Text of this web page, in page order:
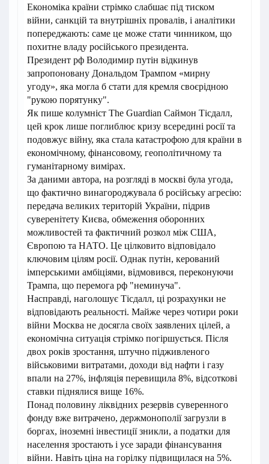
Економіка країни стрімко слабшає під тиском
війни, санкцій та внутрішніх провалів, і аналітики
попереджають: саме це може стати чинником, що
похитне владу російського президента.
Президент рф Володимир путін відкинув
запропоновану Дональдом Трампом «мирну
угоду», яка могла б стати для кремля своєрідною
"рукою порятунку".
Як пише колумніст The Guardian Саймон Тісдалл,
цей крок лише поглиблює кризу всередині росії та
подовжує війну, яка стала катастрофою для країни в
економічному, фінансовому, геополітичному та
гуманітарному вимірах.
За даними автора, на розгляді в москві була угода,
що фактично винагороджувала б російську агресію:
передача великих територій України, підрив
суверенітету Києва, обмеження оборонних
можливостей та фактичний розкол між США,
Європою та НАТО. Це цілковито відповідало
ключовим цілям росії. Однак путін, керований
імперськими амбіціями, відмовився, переконуючи
Трампа, що перемога рф "неминуча".
Насправді, наголошує Тісдалл, ці розрахунки не
відповідають реальності. Майже через чотири роки
війни Москва не досягла своїх заявлених цілей, а
економічна ситуація стрімко погіршується. Після
двох років зростання, штучно підживленого
військовими витратами, доходи від нафти і газу
впали на 27%, інфляція перевищила 8%, відсоткові
ставки піднялися вище 16%.
Понад половину ліквідних резервів суверенного
фонду вже витрачено, держмонополії загрузли в
боргах, іноземні інвестиції зникли, а податки для
населення зростають і усе заради фінансування
війни. Навіть ціна на горілку підвищилася на 5%.